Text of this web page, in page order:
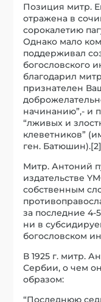
Позиция митр.
отражена в
сорокалетию
Однако мало
поддерживал
богословского
благодарил
признателен
начинанию”,- и
“лживых и
клеветников”
ген. Батюшин).[2]
Митр. Антоний
издательстве
собственным
за последние 4-
ни в
богословском
В 1925 г. митр.
Сербии, о чем
образом:
“Последнюю